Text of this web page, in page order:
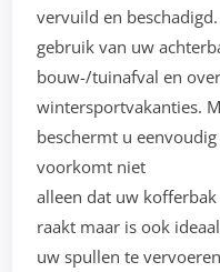
vervuild en
gebruik van uw
bouw-/tuinafval en
wintersportvakanties.
beschermt u
voorkomt niet
alleen dat uw
raakt maar is ook
uw spullen te